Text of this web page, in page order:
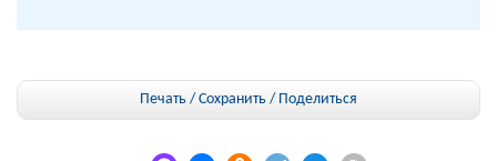
Печать / Сохранить / Поделиться